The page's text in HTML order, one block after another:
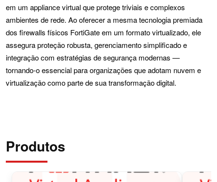
em um appliance virtual que protege triviais e complexos
ambientes de rede. Ao oferecer a mesma tecnologia premiada
dos firewalls físicos FortiGate em um formato virtualizado, ele
assegura proteção robusta, gerenciamento simplificado e
integração com estratégias de segurança modernas —
tornando-o essencial para organizações que adotam nuvem e
virtualização como parte de sua transformação digital.
Produtos